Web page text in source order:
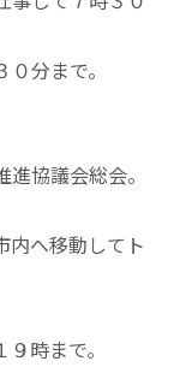
分まで。
協議会総会。
内へ移動してト
時まで。